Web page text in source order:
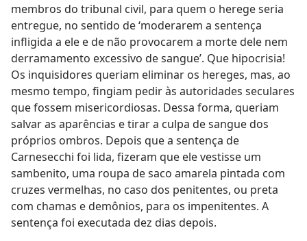
membros do tribunal civil, para quem o herege seria
entregue, no sentido de ‘moderarem a sentença
infligida a ele e de não provocarem a morte dele nem
derramamento excessivo de sangue’. Que hipocrisia!
Os inquisidores queriam eliminar os hereges, mas, ao
mesmo tempo, fingiam pedir às autoridades seculares
que fossem misericordiosas. Dessa forma, queriam
salvar as aparências e tirar a culpa de sangue dos
próprios ombros. Depois que a sentença de
Carnesecchi foi lida, fizeram que ele vestisse um
sambenito, uma roupa de saco amarela pintada com
cruzes vermelhas, no caso dos penitentes, ou preta
com chamas e demônios, para os impenitentes. A
sentença foi executada dez dias depois.